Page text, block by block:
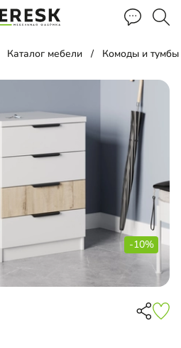
Каталог мебели Комоды и тумбы
-10%